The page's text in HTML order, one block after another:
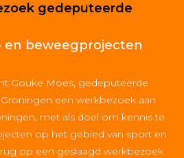
gedeputeerde
en beweegprojecten
Gouke Moes, gedeputeerde
een werkbezoek aan
met als doel om kennis te
op het gebied van sport en
op een geslaagd werkbezoek